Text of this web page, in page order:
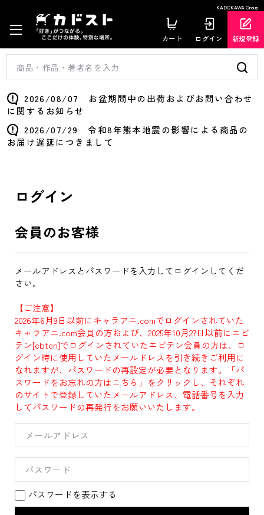
KADOKAWA Group
カート ログイン 新規登録
2026/08/07 お盆期間中の出荷およびお問い合わせ
に関するお知らせ
2026/07/29 令和8年熊本地震の影響による商品の
お届け遅延につきまして
ログイン
会員のお客様
メールアドレスとパスワードを入力してログインしてくだ
さい。
【ご注意】
2026年6月9日以前にキャラアニ.comでログインされていた
キャラアニ.com会員の方および、2025年10月27日以前にエビ
テン[ebten]でログインされていたエビテン会員の方は、ロ
グイン時に使用していたメールドレスを引き続きご利用に
なれますが、パスワードの再設定が必要となります。「パ
スワードをお忘れの方はこちら」をクリックし、それぞれ
のサイトで登録していたメールアドレス、電話番号を入力
してパスワードの再発行をお願いいたします。
パスワードを表示する